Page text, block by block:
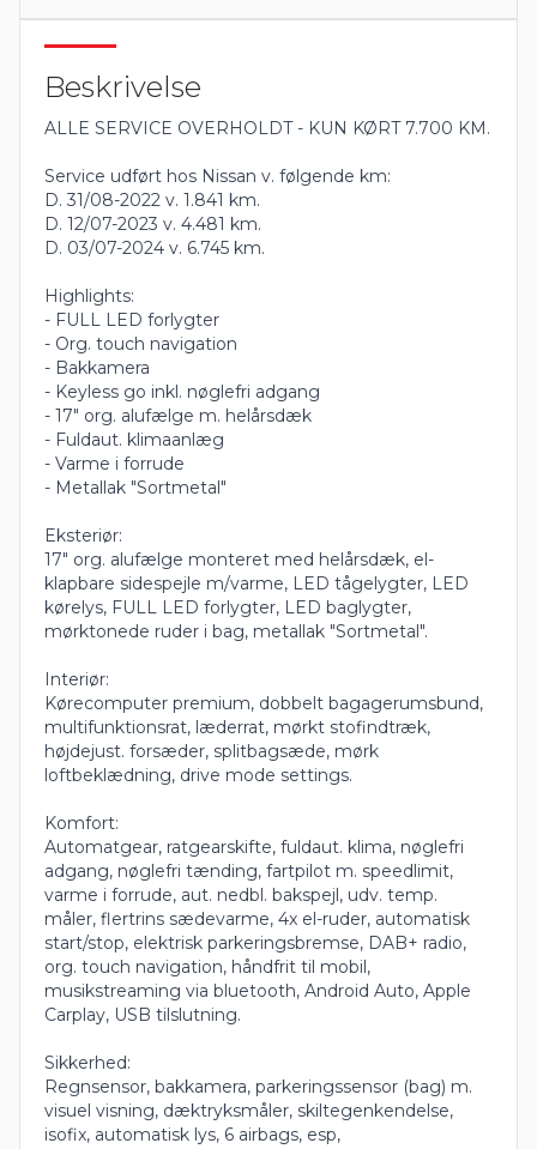
Beskrivelse
ALLE SERVICE OVERHOLDT - KUN KØRT 7.700 KM.
Service udført hos Nissan v. følgende km:
D. 31/08-2022 v. 1.841 km.
D. 12/07-2023 v. 4.481 km.
D. 03/07-2024 v. 6.745 km.
Highlights:
- FULL LED forlygter
- Org. touch navigation
- Bakkamera
- Keyless go inkl. nøglefri adgang
- 17" org. alufælge m. helårsdæk
- Fuldaut. klimaanlæg
- Varme i forrude
- Metallak "Sortmetal"
Eksteriør:
17" org. alufælge monteret med helårsdæk, el-
klapbare sidespejle m/varme, LED tågelygter, LED
kørelys, FULL LED forlygter, LED baglygter,
mørktonede ruder i bag, metallak "Sortmetal".
Interiør:
Kørecomputer premium, dobbelt bagagerumsbund,
multifunktionsrat, læderrat, mørkt stofindtræk,
højdejust. forsæder, splitbagsæde, mørk
loftbeklædning, drive mode settings.
Komfort:
Automatgear, ratgearskifte, fuldaut. klima, nøglefri
adgang, nøglefri tænding, fartpilot m. speedlimit,
varme i forrude, aut. nedbl. bakspejl, udv. temp.
måler, flertrins sædevarme, 4x el-ruder, automatisk
start/stop, elektrisk parkeringsbremse, DAB+ radio,
org. touch navigation, håndfrit til mobil,
musikstreaming via bluetooth, Android Auto, Apple
Carplay, USB tilslutning.
Sikkerhed:
Regnsensor, bakkamera, parkeringssensor (bag) m.
visuel visning, dæktryksmåler, skiltegenkendelse,
isofix, automatisk lys, 6 airbags, esp,